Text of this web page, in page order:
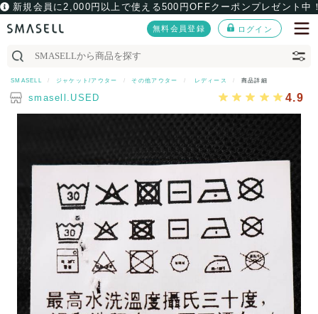
新規会員に2,000円以上で使える500円OFFクーポンプレゼント中
無料会員登録 ログイン
SMASELL ジャケット/アウター その他アウター レディース 商品詳細
smasell.USED 4.9